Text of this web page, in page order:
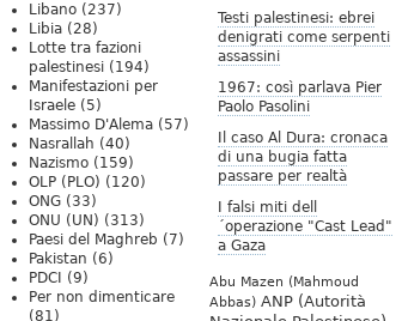
Testi palestinesi: ebrei
denigrati come serpenti
assassini
1967: così parlava Pier
Paolo Pasolini
Il caso Al Dura: cronaca
di una bugia fatta
passare per realtà
I falsi miti dell
´operazione "Cast Lead"
a Gaza
Abu Mazen (Mahmoud
Abbas) ANP (Autorità
Libano (237)
Libia (28)
Lotte tra fazioni
palestinesi (194)
Manifestazioni per
Israele (5)
Massimo D'Alema (57)
Nasrallah (40)
Nazismo (159)
OLP (PLO) (120)
ONG (33)
ONU (UN) (313)
Paesi del Maghreb (7)
Pakistan (6)
PDCI
(9)
Per non dimenticare
(81)